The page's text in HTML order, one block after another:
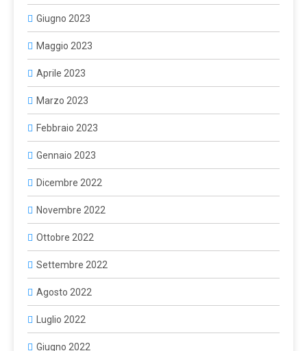
Giugno 2023
Maggio 2023
Aprile 2023
Marzo 2023
Febbraio 2023
Gennaio 2023
Dicembre 2022
Novembre 2022
Ottobre 2022
Settembre 2022
Agosto 2022
Luglio 2022
Giugno 2022